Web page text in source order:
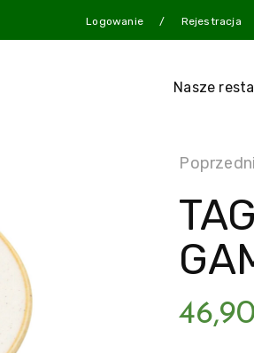
Logowanie Rejestracja
Nasze
46,90